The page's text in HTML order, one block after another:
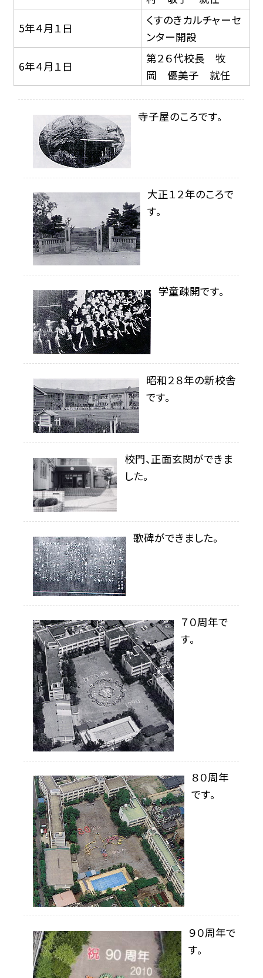
5年４月１日
くすのきカルチャーセ
ンター開設
6年４月１日
第２６代校長 牧
岡 優美子 就任
寺子屋のころです。
大正１２年のころで
す。
学童疎開です。
昭和２８年の新校舎
です。
校門、正面玄関ができま
した。
歌碑ができました。
７０周年で
す。
８０周年
です。
９０周年で
す。